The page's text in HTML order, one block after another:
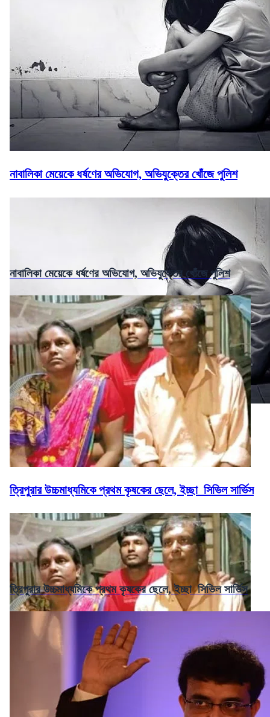
নাবালিকা মেয়েকে ধর্ষণের অভিযোগ, অভিযুক্তের খোঁজে পুলিশ
নাবালিকা মেয়েকে ধর্ষণের অভিযোগ, অভিযুক্তের খোঁজে পুলিশ
ত্রিপুরার উচ্চমাধ্যমিকে প্রথম কৃষকের ছেলে, ইচ্ছা সিভিল সার্ভিস
ত্রিপুরার উচ্চমাধ্যমিকে প্রথম কৃষকের ছেলে, ইচ্ছা সিভিল সার্ভিস